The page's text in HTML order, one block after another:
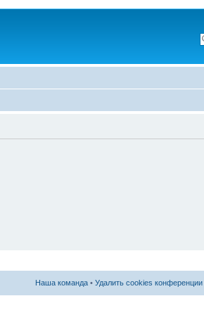
Наша команда • Удалить cookies конференции